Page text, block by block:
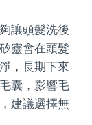
讓頭髮洗後
靈會在頭髮
，長期下來
囊，影響毛
建議選擇無